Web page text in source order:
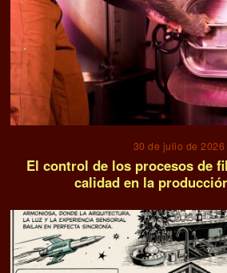
30 de julio de 2026
El control de los procesos de
calidad en la